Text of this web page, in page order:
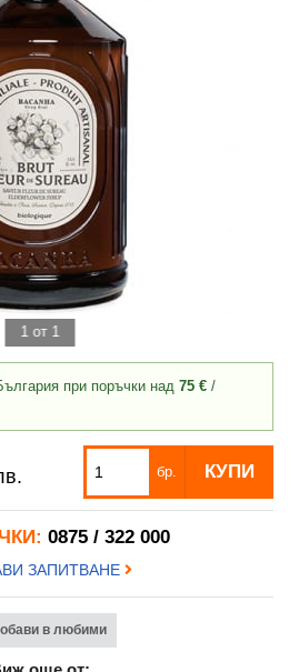
1 от 1
при поръчки над 75 € /
бр. КУПИ
0875 / 322 000
ЗАПИТВАНЕ
в любими